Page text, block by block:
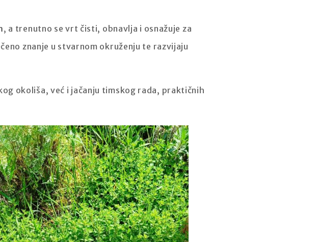
, a trenutno se vrt čisti, obnavlja i osnažuje za
znanje u stvarnom okruženju te razvijaju
okoliša, već i jačanju timskog rada, praktičnih